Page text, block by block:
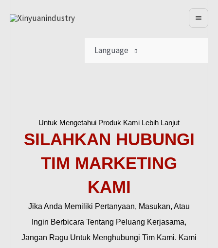
Language
Untuk Mengetahui Produk Kami Lebih Lanjut
SILAHKAN HUBUNGI
TIM MARKETING
KAMI
Jika Anda Memiliki Pertanyaan, Masukan, Atau
Ingin Berbicara Tentang Peluang Kerjasama,
Jangan Ragu Untuk Menghubungi Tim Kami. Kami